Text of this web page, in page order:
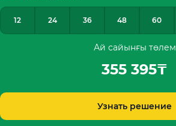
12 24 36 48 60
Ай сайынғы төлем
355 395₸
Узнать решение